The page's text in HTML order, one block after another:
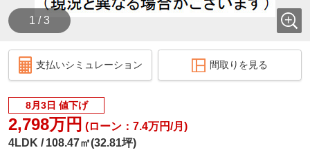
1 / 3
支払いシミュレーション 間取りを見る
8月3日 値下げ
2,798万円 (ローン：7.4万円/月)
4LDK
108.47㎡(32.81坪)